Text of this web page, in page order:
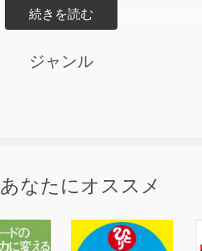
けれども、うまく活用できてい
ジャンル
なたにオススメ